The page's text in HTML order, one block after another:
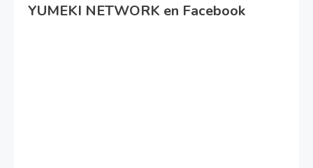
YUMEKI NETWORK en Facebook